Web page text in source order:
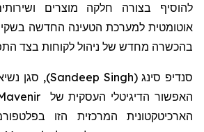
להוסיף בצורה חלקה מוצרים
אוטומטית למערכת הטעינה החדשה
בהכשרה מחדש של ניהול לקוחות בצד
סנדיפ סינג(
Sandeep Singh
), סגן
האפשור הדיגיטלי העסקית של
הארכיטקטונית המרכזית הזו